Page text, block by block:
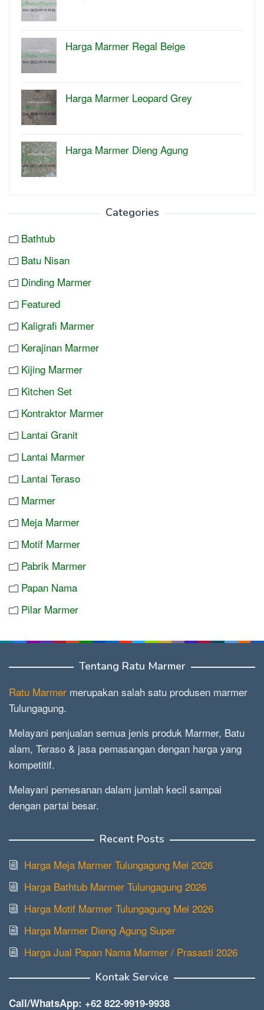
Harga Marmer Regal Beige
Harga Marmer Leopard Grey
Harga Marmer Dieng Agung
Categories
Bathtub
Batu Nisan
Dinding Marmer
Featured
Kaligrafi Marmer
Kerajinan Marmer
Kijing Marmer
Kitchen Set
Kontraktor Marmer
Lantai Granit
Lantai Marmer
Lantai Teraso
Marmer
Meja Marmer
Motif Marmer
Pabrik Marmer
Papan Nama
Pilar Marmer
Tentang Ratu Marmer
Ratu Marmer merupakan salah satu produsen marmer
Tulungagung.
Melayani penjualan semua jenis produk Marmer, Batu
alam, Teraso & jasa pemasangan dengan harga yang
kompetitif.
Melayani pemesanan dalam jumlah kecil sampai
dengan partai besar.
Recent Posts
Harga Meja Marmer Tulungagung Mei 2026
Harga Bathtub Marmer Tulungagung 2026
Harga Motif Marmer Tulungagung Mei 2026
Harga Marmer Dieng Agung Super
Harga Jual Papan Nama Marmer / Prasasti 2026
Kontak Service
Call/WhatsApp: +62 822-9919-9938